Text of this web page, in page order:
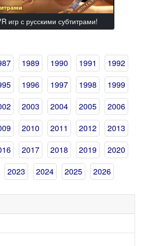
игр с русскими субтитрами!
1989 1990 1991
1992
1996 1997 1998
1999
2003 2004 2005
2006
2010 2011 2012
2013
2017 2018 2019
2020
2023 2024 2025 2026